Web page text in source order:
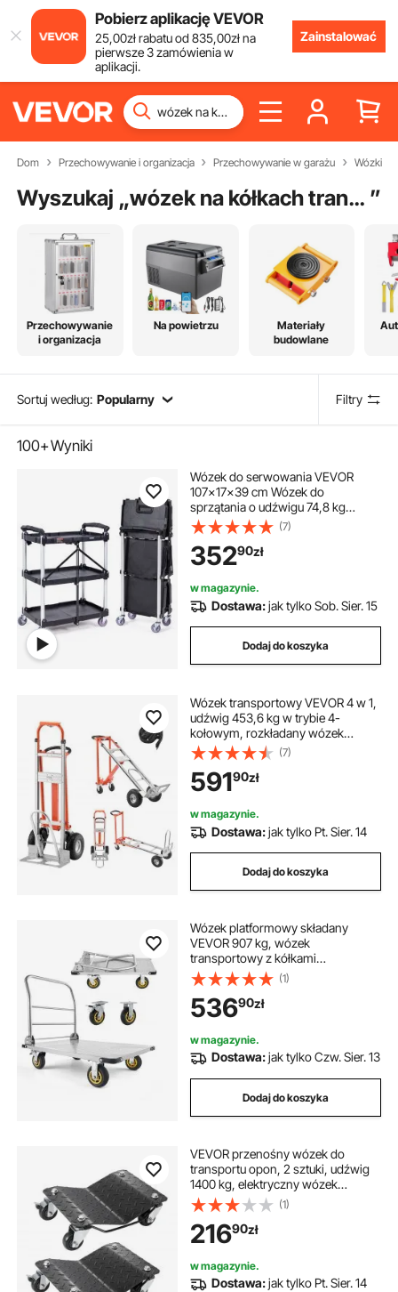
Pobierz aplikację VEVOR
25,00złrabatu od835,00złna
pierwsze 3 zamówienia w
aplikacji.
Zainstalować
Dom Przechowywanie i organizacja Przechowywanie w garażu Wózki
Wyszukaj „ wózek na kółkach transportowy ”
Przechowywanie
i organizacja
Na powietrzu
Materiały
budowlane
Sortuj według: Popularny Filtry
100+Wyniki
Wózek do serwowania VEVOR
107x17x39 cm Wózek do
sprzątania o udźwigu 74,8 kg
Wózek na kółkach wykonany z
polipropylenu Wózek
wielofunkcyjny z 3 przegrodami
Wózek kuchenny z kółkami
obrotowymi Wózek wnękowy
Wózek warsztatowy Wózek
serwisowy
(7)
35290zł
w magazynie.
Dostawa:jak tylko Sob. Sier. 15
Dodaj do koszyka
Wózek transportowy VEVOR 4 w 1,
udźwig 453,6 kg w trybie 4-
kołowym, rozkładany wózek
transportowy z antypoślizgową
rączką i kółkami, wózek ręczny ze
stopu aluminium, wózek
transportowy do przeprowadzek,
biur i magazynów
(7)
59190zł
w magazynie.
Dostawa:jak tylko Pt. Sier. 14
Dodaj do koszyka
Wózek platformowy składany
VEVOR 907 kg, wózek
transportowy z kółkami
obrotowymi, wózek ręczny z
antypoślizgową powierzchnią
ładunkową, składany wózek
transportowy ułatwiający
przechowywanie, wózek na
kółkach 900 x 600 mm
(1)
53690zł
w magazynie.
Dostawa:jak tylko Czw. Sier. 13
Dodaj do koszyka
VEVOR przenośny wózek do
transportu opon, 2 sztuki, udźwig
1400 kg, elektryczny wózek
ratunkowy, 4-kołowy wózek do
transportu opon, wytrzymały,
mobilny wózek, stalowy uchwyt na
opony, odpowiedni do
samochodów, motocykli, pickupów
itp.
(1)
21690zł
w magazynie.
Dostawa:jak tylko Pt. Sier. 14